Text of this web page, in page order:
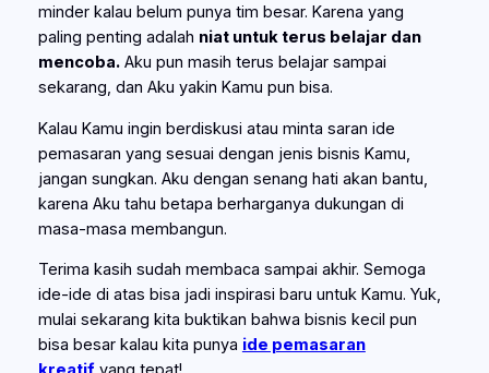
minder kalau belum punya tim besar. Karena yang
paling penting adalah niat untuk terus belajar dan
mencoba.Aku pun masih terus belajar sampai
sekarang, dan Aku yakin Kamu pun bisa.
Kalau Kamu ingin berdiskusi atau minta saran ide
pemasaran yang sesuai dengan jenis bisnis Kamu,
jangan sungkan. Aku dengan senang hati akan bantu,
karena Aku tahu betapa berharganya dukungan di
masa-masa membangun.
Terima kasih sudah membaca sampai akhir. Semoga
ide-ide di atas bisa jadi inspirasi baru untuk Kamu. Yuk,
mulai sekarang kita buktikan bahwa bisnis kecil pun
bisa besar kalau kita punya ide pemasaran